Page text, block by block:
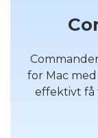
for Mac
effektivt få